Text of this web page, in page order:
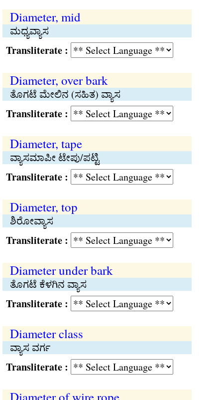
Diameter, mid
ಮಧ್ಯವ್ಯಾಸ
:
Diameter, over bark
ತೊಗಟೆ ಮೇಲಿನ (ಸಹಿತ) ವ್ಯಾಸ
:
Diameter, tape
ವ್ಯಾಸಮಾಪೀ ಟೇಪು/ಪಟ್ಟಿ
:
Diameter, top
ಶಿರೋವ್ಯಾಸ
:
Diameter under bark
ತೊಗಟೆ ಕೆಳಗಿನ ವ್ಯಾಸ
:
Diameter class
ವ್ಯಾಸ ವರ್ಗ
: